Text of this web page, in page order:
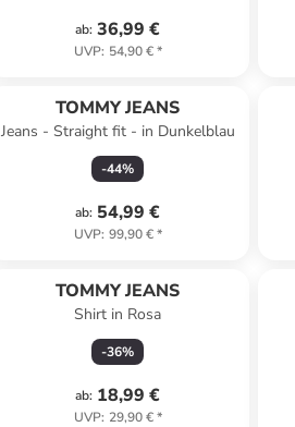
ab: 36,99 €
UVP: 54,90 €*
TOMMY JEANS
Jeans - Straight fit - in Dunkelblau
-44%
ab: 54,99 €
UVP: 99,90 €*
TOMMY JEANS
Shirt in Rosa
-36%
ab: 18,99 €
UVP: 29,90 €*